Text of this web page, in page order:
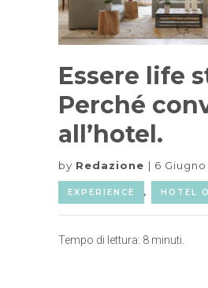
Essere life
Perché
all’hotel.
by Redazione 6 Giugno
EXPERIENCE , HOTEL
Tempo di lettura: 8 minuti.